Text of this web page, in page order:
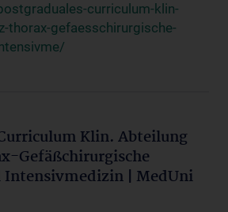
curriculum-klin-
thorax-gefaesschirurgische-
Klin. Abteilung
Gefäßchirurgische
Intensivmedizin | MedUni